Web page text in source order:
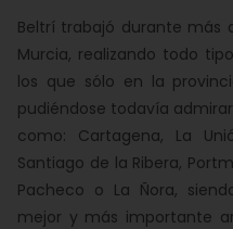
Beltrí trabajó durante más
Murcia, realizando todo
los que sólo en la
pudiéndose todavía
como: Cartagena, La
Santiago de la Ribera,
Pacheco o La Ñora,
mejor y más importante